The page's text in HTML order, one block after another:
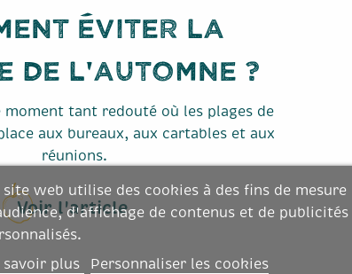
éviter la
de l'automne ?
moment tant redouté où les plages de
aux bureaux, aux cartables et aux
réunions.
Voir l'article
site web utilise des cookies à des fins de mesure
d'affichage de contenus et de publicités
savoir plus
Personnaliser les cookies